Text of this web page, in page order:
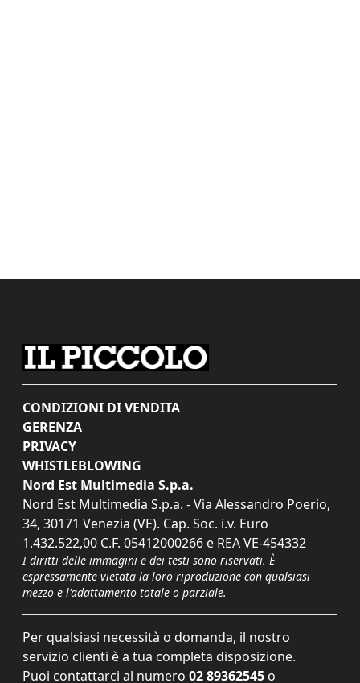
CONDIZIONI DI VENDITA
GERENZA
PRIVACY
WHISTLEBLOWING
Nord Est Multimedia S.p.a.
Nord Est Multimedia S.p.a. - Via Alessandro Poerio,
34, 30171 Venezia (VE). Cap. Soc. i.v. Euro
1.432.522,00 C.F. 05412000266 e REA VE-454332
I diritti delle immagini e dei testi sono riservati. È
espressamente vietata la loro riproduzione con qualsiasi
mezzo e l'adattamento totale o parziale.
Per qualsiasi necessità o domanda, il nostro
servizio clienti è a tua completa disposizione.
Puoi contattarci al numero 02 89362545 o